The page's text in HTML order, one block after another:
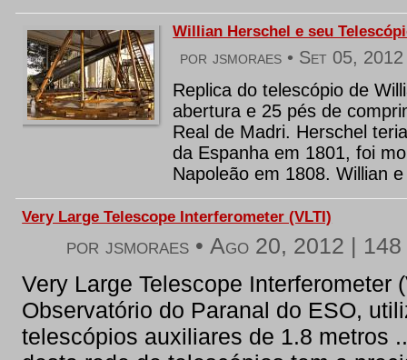
Willian Herschel e seu
por jsmoraes • Set 05, 2012
Replica do telescópio de
abertura e 25 pés de
Real de Madri. Herschel
da Espanha em 1801, foi
Napoleão em 1808. Willian
Very Large Telescope Interferometer (VLTI)
por jsmoraes •Ago 20, 2012 | 148
Very Large Telescope Interferometer
Observatório do Paranal do ESO,
telescópios auxiliares de 1.8 metros